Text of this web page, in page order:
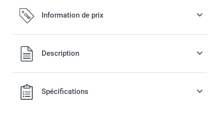
Information de prix
Tous les prix sont en francs suisses (CHF), TVA incluse et
hors frais de port.
Description
Spécifications